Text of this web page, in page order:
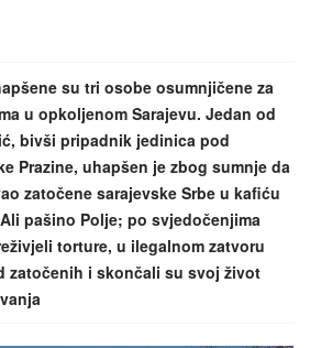
o
su tri osobe osumnjičene za
u opkoljenom Sarajevu. Jedan od
bivši pripadnik jedinica pod
Prazine, uhapšen je zbog sumnje da
zatočene sarajevske Srbe u kafiću
pašino Polje; po svjedočenjima
torture, u ilegalnom zatvoru
zatočenih i skončali su svoj život